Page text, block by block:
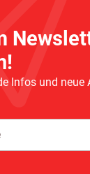
Infos und neue